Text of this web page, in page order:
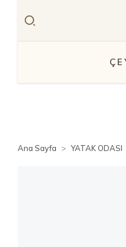
Ana Sayfa YATAK ODASI